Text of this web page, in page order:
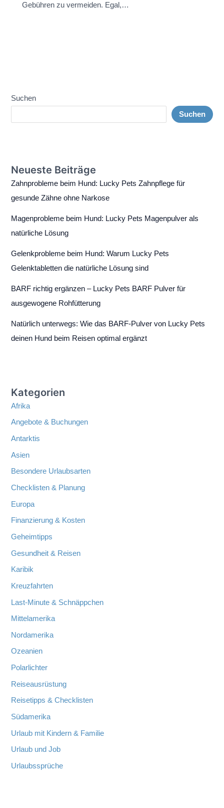
Gebühren zu vermeiden. Egal,…
Suchen
Suchen
Neueste Beiträge
Zahnprobleme beim Hund: Lucky Pets Zahnpflege für
gesunde Zähne ohne Narkose
Magenprobleme beim Hund: Lucky Pets Magenpulver als
natürliche Lösung
Gelenkprobleme beim Hund: Warum Lucky Pets
Gelenktabletten die natürliche Lösung sind
BARF richtig ergänzen – Lucky Pets BARF Pulver für
ausgewogene Rohfütterung
Natürlich unterwegs: Wie das BARF-Pulver von Lucky Pets
deinen Hund beim Reisen optimal ergänzt
Kategorien
Afrika
Angebote & Buchungen
Antarktis
Asien
Besondere Urlaubsarten
Checklisten & Planung
Europa
Finanzierung & Kosten
Geheimtipps
Gesundheit & Reisen
Karibik
Kreuzfahrten
Last-Minute & Schnäppchen
Mittelamerika
Nordamerika
Ozeanien
Polarlichter
Reiseausrüstung
Reisetipps & Checklisten
Südamerika
Urlaub mit Kindern & Familie
Urlaub und Job
Urlaubssprüche